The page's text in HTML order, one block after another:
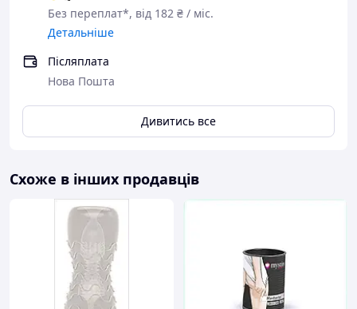
Без переплат*, від 182 ₴ / міс.
Детальніше
Післяплата
Нова Пошта
Дивитись все
Схоже в інших продавців